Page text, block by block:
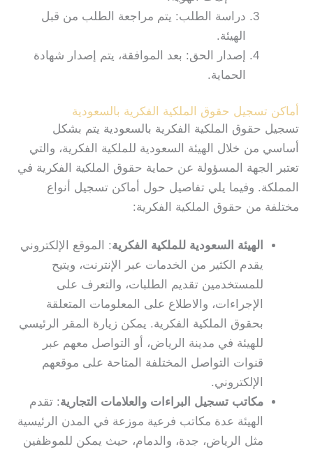
دراسة الطلب: يتم مراجعة الطلب من قبل
الهيئة.
إصدار الحق: بعد الموافقة، يتم إصدار شهادة
الحماية.
أماكن تسجيل حقوق الملكية الفكرية بالسعودية
تسجيل حقوق الملكية الفكرية بالسعودية يتم بشكل
أساسي من خلال الهيئة السعودية للملكية الفكرية، والتي
تعتبر الجهة المسؤولة عن حماية حقوق الملكية الفكرية في
المملكة. وفيما يلي تفاصيل حول أماكن تسجيل أنواع
مختلفة من حقوق الملكية الفكرية:
الهيئة السعودية للملكية الفكرية: الموقع الإلكتروني
يقدم الكثير من الخدمات عبر الإنترنت، ويتيح
للمستخدمين تقديم الطلبات، والتعرف على
الإجراءات، والاطلاع على المعلومات المتعلقة
بحقوق الملكية الفكرية. يمكن زيارة المقر الرئيسي
للهيئة في مدينة الرياض، أو التواصل معهم عبر
قنوات التواصل المختلفة المتاحة على موقعهم
الإلكتروني.
مكاتب تسجيل البراءات والعلامات التجارية: تقدم
الهيئة عدة مكاتب فرعية موزعة في المدن الرئيسية
مثل الرياض، جدة، والدمام، حيث يمكن للموظفين